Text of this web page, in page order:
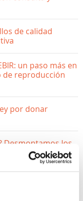
de calidad
un paso más en
de reproducción
por donar
Desmontamos los